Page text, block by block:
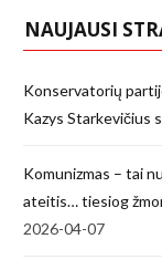
NAUJAUSI
Konservatorių
Kazys Starkevičius
Komunizmas – tai
ateitis… tiesiog
2026-04-07